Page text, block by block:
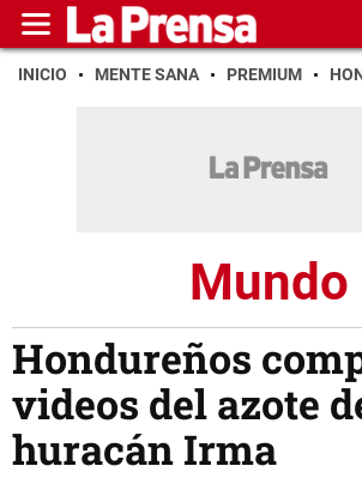
INICIO MENTE SANA PREMIUM
Mundo
Hondureños
videos del azote
huracán Irma